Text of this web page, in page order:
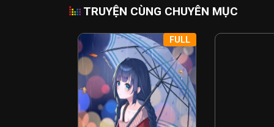
TRUYỆN CÙNG CHUYÊN MỤC
FULL